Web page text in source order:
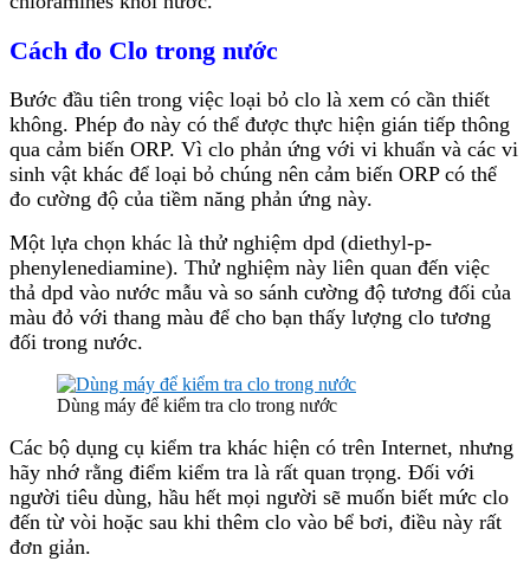
Cách đo Clo trong nước
Bước đầu tiên trong việc loại bỏ clo là xem có cần thiết
không. Phép đo này có thể được thực hiện gián tiếp thông
qua cảm biến ORP. Vì clo phản ứng với vi khuẩn và các vi
sinh vật khác để loại bỏ chúng nên cảm biến ORP có thể
đo cường độ của tiềm năng phản ứng này.
Một lựa chọn khác là thử nghiệm dpd (diethyl-p-
phenylenediamine). Thử nghiệm này liên quan đến việc
thả dpd vào nước mẫu và so sánh cường độ tương đối của
màu đỏ với thang màu để cho bạn thấy lượng clo tương
đối trong nước.
Dùng máy để kiểm tra clo trong nước
Các bộ dụng cụ kiểm tra khác hiện có trên Internet, nhưng
hãy nhớ rằng điểm kiểm tra là rất quan trọng. Đối với
người tiêu dùng, hầu hết mọi người sẽ muốn biết mức clo
đến từ vòi hoặc sau khi thêm clo vào bể bơi, điều này rất
đơn giản.